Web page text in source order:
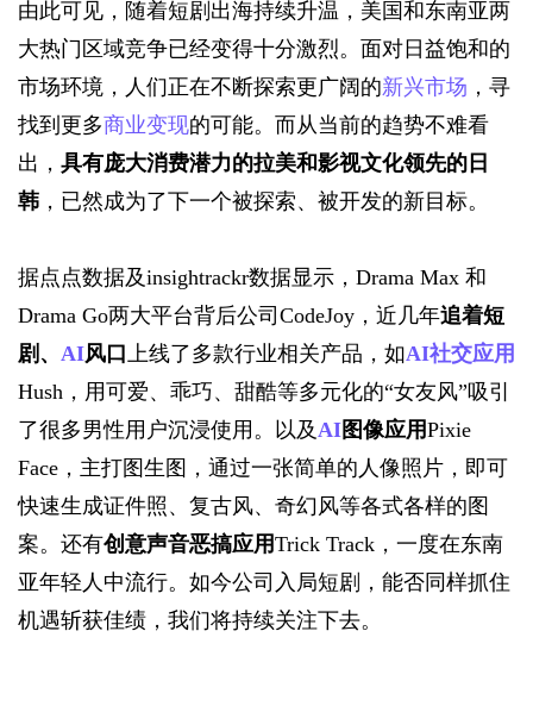
由此可见，随着短剧出海持续升温，美国和东南亚两
大热门区域竞争已经变得十分激烈。面对日益饱和的
市场环境，人们正在不断探索更广阔的新兴市场 ，寻
找到更多商业变现的可能。而从当前的趋势不难看
出， 具有庞大消费潜力的拉美和影视文化领先的日
韩 ，已然成为了下一个被探索、被开发的新目标。
据点点数据及insightrackr数据显示，Drama Max 和
Drama Go两大平台背后公司 CodeJoy ，近几年追着短
剧、 AI风口 上线了多款行业相关产品，如AI社交应用
Hush，用可爱、乖巧、甜酷等多元化的“女友风”吸引
了很多男性用户沉浸使用。以及AI图像应用Pixie
Face，主打图生图，通过一张简单的人像照片，即可
快速生成证件照、复古风、奇幻风等各式各样的图
案。还有创意声音恶搞应用Trick Track，一度在东南
亚年轻人中流行。如今公司入局短剧，能否同样抓住
机遇斩获佳绩，我们将持续关注下去。